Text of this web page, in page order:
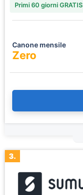
Primi 60 giorni GRATIS
Canone mensile
Zero
3.